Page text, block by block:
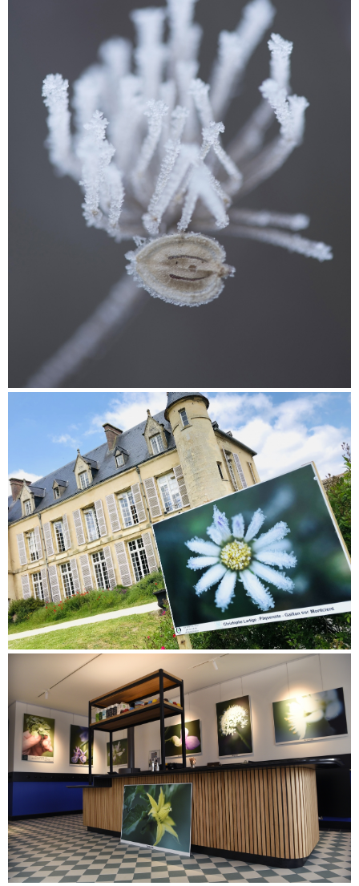
Oct. 2023, 2 tirages de cette image vendus aux
enchères au profit de la fondation Landestini
pour un total de 5400 euros
Parc du château du PNR du Vexin Français, 06 >